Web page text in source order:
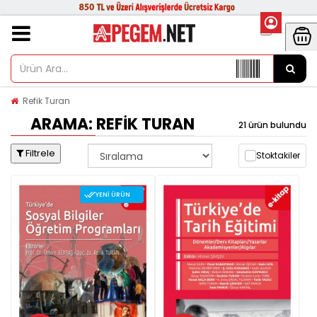
Refik Turan
ARAMA: REFIK TURAN 21 ürün bulundu
Filtrele Stoktakiler
YENI ÜRÜN